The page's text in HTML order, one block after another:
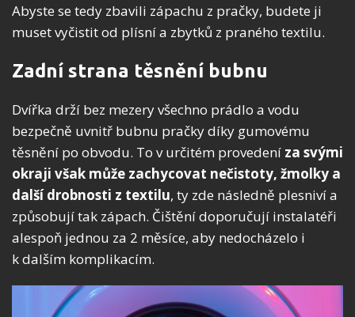
Abyste se tedy zbavili zápachu z pračky, budete ji
muset vyčistit od plísní a zbytků z praného textilu.
Zadní strana těsnění bubnu
Dvířka drží bez mezery všechno prádlo a vodu
bezpečně uvnitř bubnu pračky díky gumovému
těsnění po obvodu. To v určitém provedení za svými
okraji však může zachycovat nečistoty, žmolky a
další drobnosti z textilu, ty zde následně plesniví a
způsobují tak zápach. Čištění doporučují instalatéři
alespoň jednou za 2 měsíce, aby nedocházelo i
k dalším komplikacím.